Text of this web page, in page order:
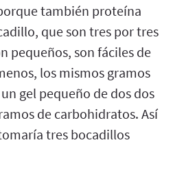
también proteína
que son tres por tres
pequeños, son fáciles de
los mismos gramos
gel pequeño de dos dos
de carbohidratos. Así
tres bocadillos